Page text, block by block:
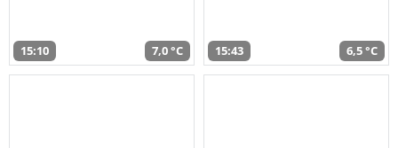
15:10 7,0 °C 15:43 6,5 °C